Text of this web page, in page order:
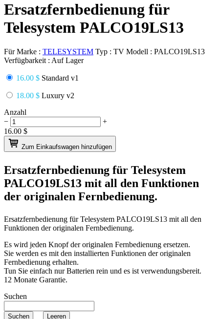
Ersatzfernbedienung für
Telesystem PALCO19LS13
Für Marke : TELESYSTEM Typ : TV Modell : PALCO19LS13
Verfügbarkeit : Auf Lager
16.00 $ Standard v1
18.00 $ Luxury v2
Anzahl
−
+
16.00 $
Zum Einkaufswagen hinzufügen
Ersatzfernbedienung für Telesystem
PALCO19LS13 mit all den Funktionen
der originalen Fernbedienung.
Ersatzfernbedienung fürTelesystem PALCO19LS13 mit all den
Funktionen der originalen Fernbedienung.
Es wird jeden Knopf der originalen Fernbedienung ersetzen.
Sie werden es mit den installierten Funktionen der originalen
Fernbedienung erhalten.
Tun Sie einfach nur Batterien rein und es ist verwendungsbereit.
12 Monate Garantie.
Suchen